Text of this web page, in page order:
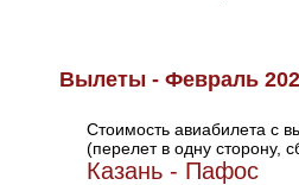
Вылеты - Февраль
Стоимость авиабилета с
(перелет в одну сторону,
Казань - Пафос